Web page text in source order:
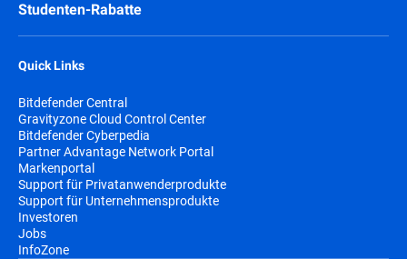
Studenten-Rabatte
Quick Links
Bitdefender Central
Gravityzone Cloud Control Center
Bitdefender Cyberpedia
Partner Advantage Network Portal
Markenportal
Support für Privatanwenderprodukte
Support für Unternehmensprodukte
Investoren
Jobs
InfoZone